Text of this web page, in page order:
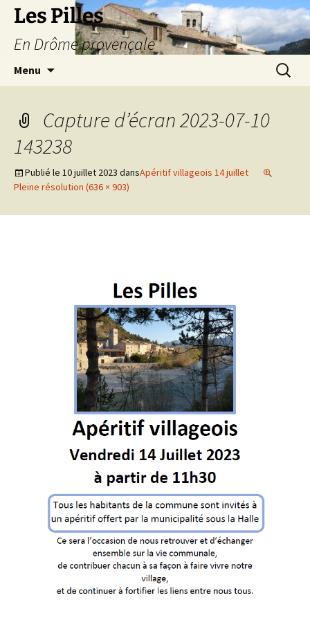
Les Pilles
En Drôme provençale
Menu
Capture d’écran 2023-07-10
143238
Publié le 10 juillet 2023 dansApéritif villageois 14 juillet
Pleine résolution (636 × 903)